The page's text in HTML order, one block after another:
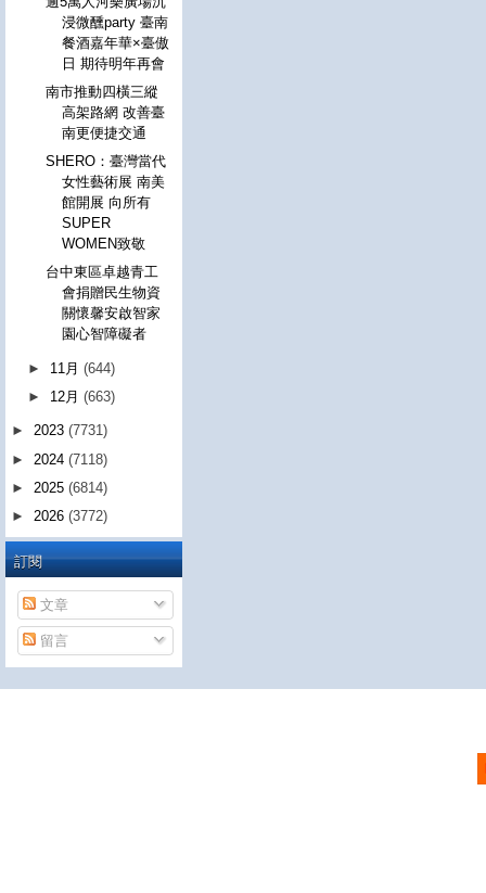
浸微醺party 臺南
餐酒嘉年華×臺傲
日 期待明年再會
南市推動四橫三縱
高架路網 改善臺
南更便捷交通
SHERO：臺灣當代
女性藝術展 南美
館開展 向所有
SUPER
WOMEN致敬
台中東區卓越青工
會捐贈民生物資
關懷馨安啟智家
園心智障礙者
► 11月(644)
► 12月(663)
► 2023 (7731)
► 2024 (7118)
► 2025 (6814)
► 2026 (3772)
訂閱
文章
留言